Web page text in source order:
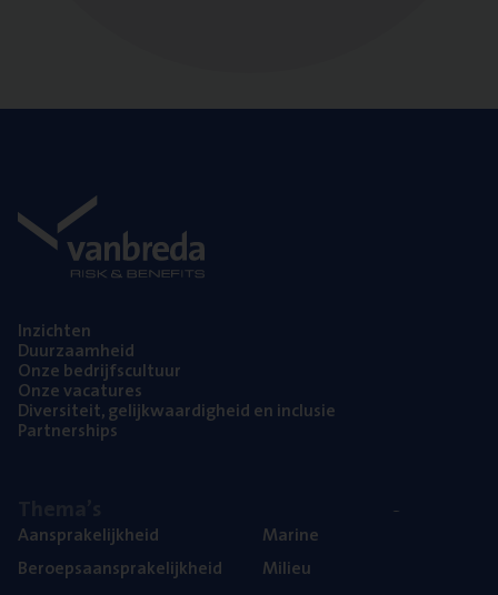
Inzich­ten
Duur­zaam­heid
Onze bedrijfs­cul­tuur
Onze vaca­tu­res
Diver­si­teit, gelijk­waar­dig­heid en inclusie
Part­ner­ships
Aan­spra­ke­lijk­heid
Beroeps­aan­spra­ke­lijk­heid
Mari­ne
Mili­eu